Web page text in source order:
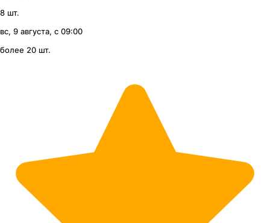
8 шт.
вс, 9 августа, с 09:00
более 20 шт.